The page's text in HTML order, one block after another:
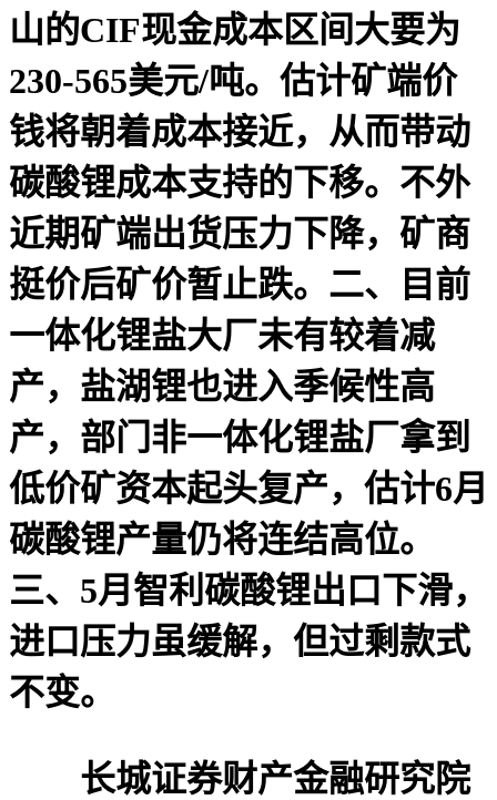
山的CIF现金成本区间大要为
230-565美元/吨。估计矿端价
钱将朝着成本接近，从而带动
碳酸锂成本支持的下移。不外
近期矿端出货压力下降，矿商
挺价后矿价暂止跌。二、目前
一体化锂盐大厂未有较着减
产，盐湖锂也进入季候性高
产，部门非一体化锂盐厂拿到
低价矿资本起头复产，估计6月
碳酸锂产量仍将连结高位。
三、5月智利碳酸锂出口下滑，
进口压力虽缓解，但过剩款式
不变。
长城证券财产金融研究院